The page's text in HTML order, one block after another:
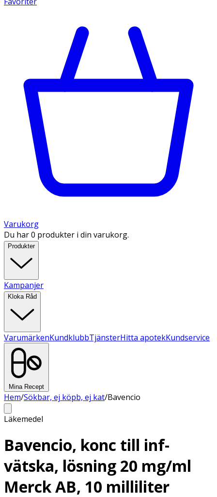
Varukorg
Du har 0 produkter i din varukorg.
Produkter
Kampanjer
Kloka Råd
VarumärkenKundklubbTjänsterHitta apotekKundservice
Mina Recept
Hem/Sökbar, ej köpb, ej kat/Bavencio
Läkemedel
Bavencio, konc till inf-
vätska, lösning 20 mg/ml
Merck AB, 10 milliliter